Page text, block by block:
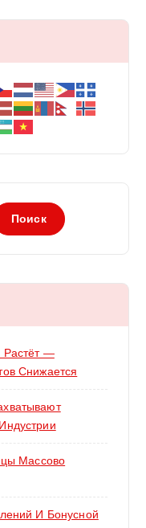
Растёт —
Снижается
Массово
И Бонусной